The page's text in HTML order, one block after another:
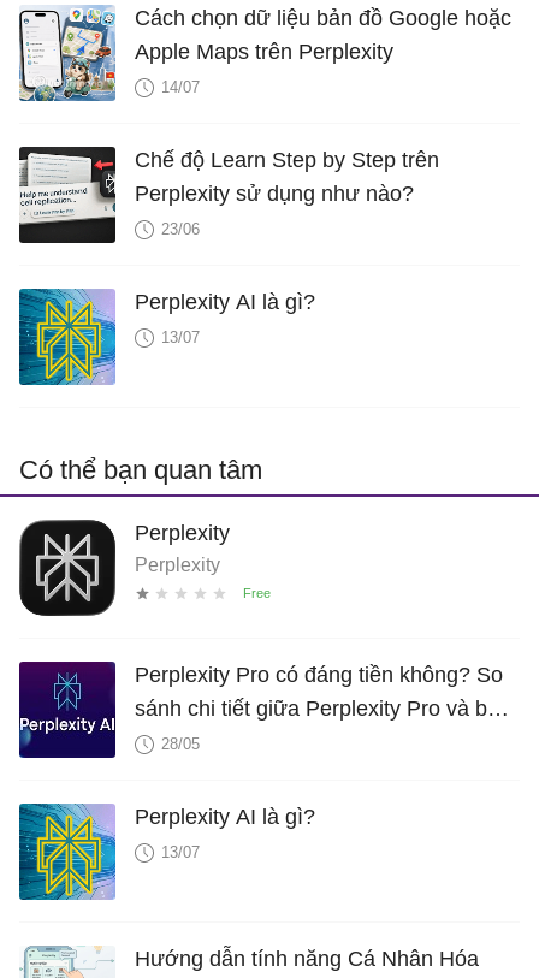
Cách chọn dữ liệu bản đồ Google hoặc
Apple Maps trên Perplexity
14/07
Chế độ Learn Step by Step trên
Perplexity sử dụng như nào?
23/06
Perplexity AI là gì?
13/07
Có thể bạn quan tâm
Perplexity
Perplexity
Perplexity Pro có đáng tiền không? So
sánh chi tiết giữa Perplexity Pro và bản
miễn phí
28/05
Perplexity AI là gì?
13/07
Hướng dẫn tính năng Cá Nhân Hóa